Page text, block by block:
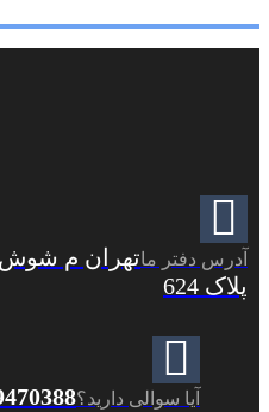
آدرس دفتر ماتهران م شوش
پلاک 624
آیا سوالی دارید؟